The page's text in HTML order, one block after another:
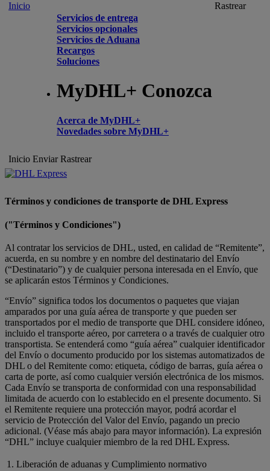
Inicio
Servicios de entrega
Servicios opcionales
Servicios de Aduana
Recargos
Soluciones
MyDHL+ Conozca
Acerca de MyDHL+
Novedades sobre MyDHL+
Rastrear
Inicio Enviar Rastrear
Términos y condiciones de transporte de DHL Express
("Términos y Condiciones")
Al contratar los servicios de DHL, usted, en calidad de “Remitente”,
acuerda, en su nombre y en nombre del destinatario del Envío
(“Destinatario”) y de cualquier persona interesada en el Envío, que
se aplicarán estos Términos y Condiciones.
“Envío” significa todos los documentos o paquetes que viajan
amparados por una guía aérea de transporte y que pueden ser
transportados por el medio de transporte que DHL considere idóneo,
incluido el transporte aéreo, por carretera o a través de cualquier otro
transportista. Se entenderá como “guía aérea” cualquier identificador
del Envío o documento producido por los sistemas automatizados de
DHL o del Remitente como: etiqueta, código de barras, guía aérea o
carta de porte, así como cualquier versión electrónica de los mismos.
Cada Envío se transporta de conformidad con una responsabilidad
limitada de acuerdo con lo establecido en el presente documento. Si
el Remitente requiere una protección mayor, podrá acordar el
servicio de Protección del Valor del Envío, pagando un precio
adicional. (Véase más abajo para mayor información). La expresión
“DHL” incluye cualquier miembro de la red DHL Express.
1. Liberación de aduanas y Cumplimiento normativo